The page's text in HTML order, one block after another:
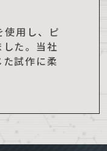
使用し、ピ
た。当社
試作に柔